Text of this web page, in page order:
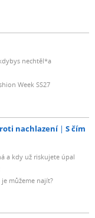
nechtěl*a
Week SS27
nachlazení
S čím
a kdy už riskujete úpal
můžeme najít?